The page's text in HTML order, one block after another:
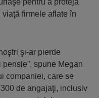
pentru a proteja
firmele aflate în
şi-ar pierde
spune Megan
companiei, care se
de angajaţi, inclusiv